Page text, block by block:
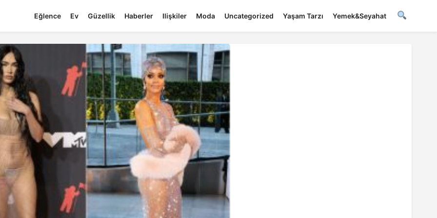
Eğlence Ev Güzellik Haberler Ilişkiler Moda Uncategorized Yaşam Tarzı Yemek&Seyahat